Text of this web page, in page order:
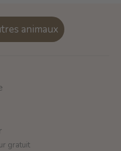
animaux
gratuit